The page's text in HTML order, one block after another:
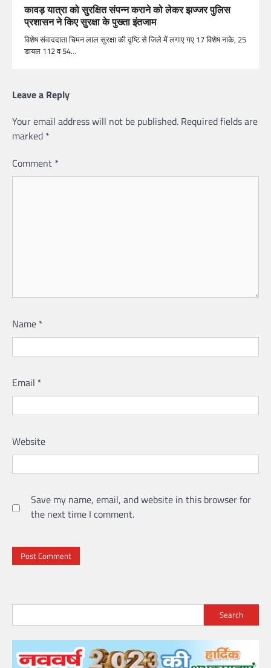
कावड़ यात्रा को सुरक्षित संपन्न कराने को लेकर झज्जर पुलिस
प्रशासन ने किए सुरक्षा के पुख्ता इंतजाम
विशेष संवाददाता चिमन लाल सुरक्षा की दृष्टि से जिले में लगाए गए 17 विशेष नाके, 25
डायल 112 व 54…
Leave a Reply
Your email address will not be published. Required fields are
marked *
Comment *
Name *
Email *
Website
Save my name, email, and website in this browser for
the next time I comment.
Search